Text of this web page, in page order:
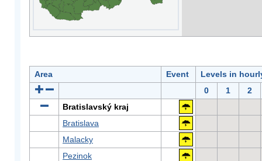
Area Event
Levels in
0
1
2
Bratislavský kraj
Bratislava
Malacky
Pezinok